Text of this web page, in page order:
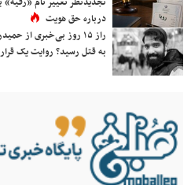
درباره حق هویت
راز ۱۵ روز بی‌خبری
به قتل رسید؟ روایت یک